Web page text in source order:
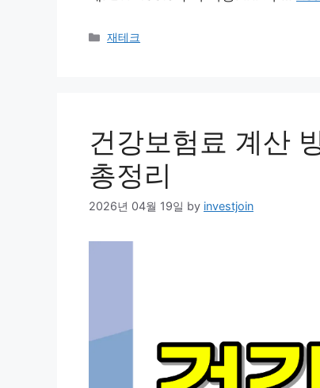
Categories
재테크
건강보험료 계산
총정리
2026년 04월 19일 by investjoin